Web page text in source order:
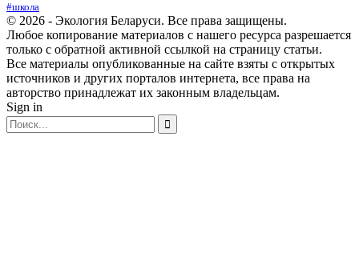
#школа
© 2026 - Экология Беларуси. Все права защищены.
Любое копирование материалов с нашего ресурса разрешается
только с обратной активной ссылкой на страницу статьи.
Все материалы опубликованные на сайте взяты с открытых
источников и других порталов интернета, все права на
авторство принадлежат их законным владельцам.
Sign in